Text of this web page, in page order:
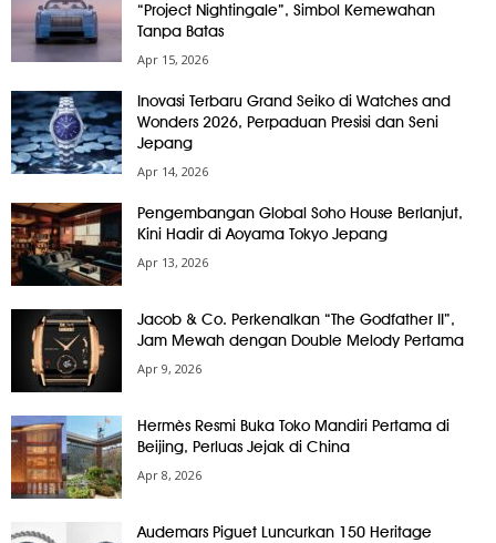
“Project Nightingale”, Simbol Kemewahan
Tanpa Batas
Apr 15, 2026
Inovasi Terbaru Grand Seiko di Watches and
Wonders 2026, Perpaduan Presisi dan Seni
Jepang
Apr 14, 2026
Pengembangan Global Soho House Berlanjut,
Kini Hadir di Aoyama Tokyo Jepang
Apr 13, 2026
Jacob & Co. Perkenalkan “The Godfather II”,
Jam Mewah dengan Double Melody Pertama
Apr 9, 2026
Hermès Resmi Buka Toko Mandiri Pertama di
Beijing, Perluas Jejak di China
Apr 8, 2026
Audemars Piguet Luncurkan 150 Heritage